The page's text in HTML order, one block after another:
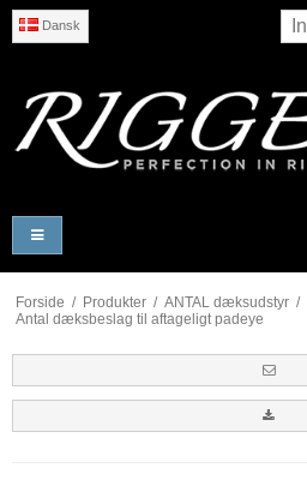
Dansk
Forside / Produkter / ANTAL dæksudstyr /
Antal dæksbeslag til aftageligt padeye